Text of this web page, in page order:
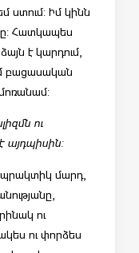
ստում: Իմ կինն
Հատկապես
է կարդում,
բացասական
ու
այդպիսին:
պրակտիկ մարդ,
ու
ու փորձես